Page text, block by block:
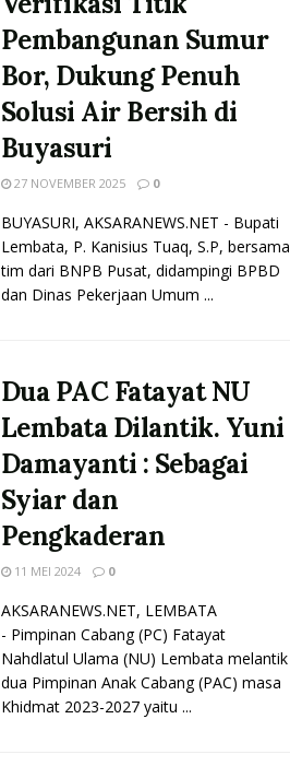
Pembangunan Sumur
Bor, Dukung Penuh
Solusi Air Bersih di
Buyasuri
27 NOVEMBER 2025 0
BUYASURI, AKSARANEWS.NET - Bupati
Lembata, P. Kanisius Tuaq, S.P, bersama
tim dari BNPB Pusat, didampingi BPBD
dan Dinas Pekerjaan Umum ...
Dua PAC Fatayat NU
Lembata Dilantik. Yuni
Damayanti : Sebagai
Syiar dan
Pengkaderan
11 MEI 2024 0
AKSARANEWS.NET, LEMBATA
- Pimpinan Cabang (PC) Fatayat
Nahdlatul Ulama (NU) Lembata melantik
dua Pimpinan Anak Cabang (PAC) masa
Khidmat 2023-2027 yaitu ...